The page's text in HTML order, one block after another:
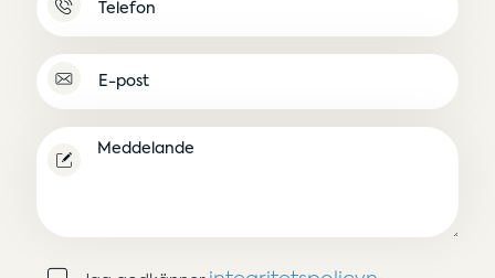
E-
post
(Obligatoriskt)
Meddelande